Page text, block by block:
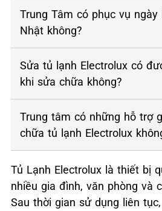
Trung Tâm có phục vụ ngày
Nhật không?
Sửa tủ lạnh Electrolux có
khi sửa chữa không?
Trung tâm có những hỗ trợ
chữa tủ lạnh Electrolux
Tủ Lạnh Electrolux là thiết bị
nhiều gia đình, văn phòng và
Sau thời gian sử dụng liên